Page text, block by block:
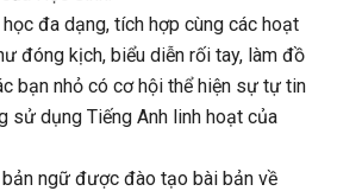
đa dạng, tích hợp cùng các hoạt
đóng kịch, biểu diễn rối tay, làm đồ
bạn nhỏ có cơ hội thể hiện sự tự tin
sử dụng Tiếng Anh linh hoạt của
ngữ được đào tạo bài bản về